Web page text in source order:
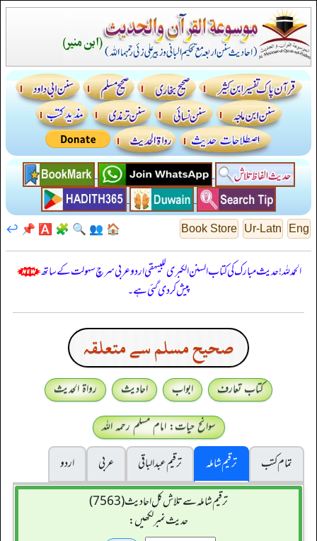
Eng
Ur-Latn
Book Store
🏠
👥
🔍
🧩
🅰️
📌
↩️
الحمدللہ! حدیث مبارک کی کتاب السنن الكبرى للبيهقي اردو عربی سرچ سہولت کے ساتھ
پیش کر دی گئی ہے۔
صحيح مسلم سے متعلقہ
کتاب تعارف ابواب احادیث
رواۃ الحدیث
سوانح حیات: امام مسلم رحمہ اللہ
تمام کتب
ترقیم شاملہ ترقيم عبدالباقی عربی
اردو
ترقیم شاملہ سے تلاش کل احادیث (7563)
حدیث نمبر لکھیں: